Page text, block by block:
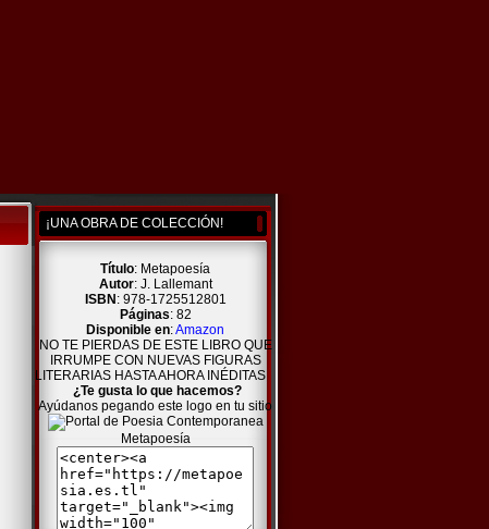
¡UNA OBRA DE COLECCIÓN!
Título: Metapoesía
Autor: J. Lallemant
ISBN : 978-1725512801
Páginas: 82
Disponible en:Amazon
NO TE PIERDAS DE ESTE LIBRO QUE
IRRUMPE CON NUEVAS FIGURAS
LITERARIAS HASTA AHORA INÉDITAS
¿Te gusta lo que hacemos?
Ayúdanos pegando este logo en tu sitio
Metapoesía